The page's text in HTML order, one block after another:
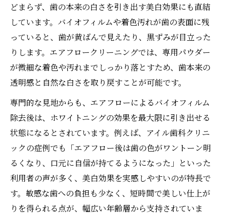
どまらず、歯の本来の白さを引き出す美白効果にも直結
しています。バイオフィルムや着色汚れが歯の表面に残
っていると、歯が黄ばんで見えたり、黒ずみが目立った
りします。エアフロークリーニングでは、専用パウダー
が微細な着色や汚れまでしっかり落とすため、歯本来の
透明感と自然な白さを取り戻すことが可能です。
専門的な見地からも、エアフローによるバイオフィルム
除去後は、ホワイトニングの効果を最大限に引き出せる
状態になるとされています。例えば、アイル歯科クリニ
ックの症例でも「エアフロー後は歯の色がワントーン明
るくなり、口元に自信が持てるようになった」といった
利用者の声が多く、美白効果を実感しやすいのが特長で
す。敏感な歯への負担も少なく、短時間で美しい仕上が
りを得られる点が、幅広い年齢層から支持されていま